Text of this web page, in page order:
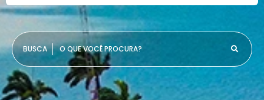
O QUE VOCÊ PROCURA?